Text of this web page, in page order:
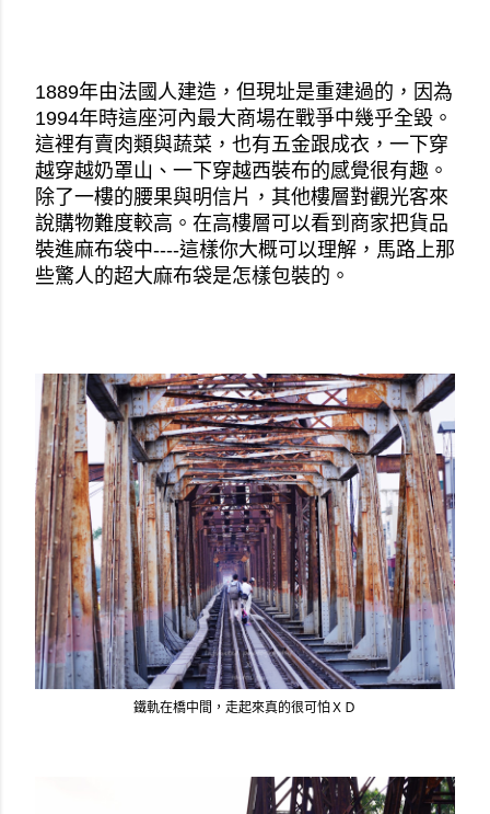
1889年由法國人建造，但現址是重建過的，因為
1994年時這座河內最大商場在戰爭中幾乎全毀。
這裡有賣肉類與蔬菜，也有五金跟成衣，一下穿
越穿越奶罩山、一下穿越西裝布的感覺很有趣。
除了一樓的腰果與明信片，其他樓層對觀光客來
說購物難度較高。在高樓層可以看到商家把貨品
裝進麻布袋中----這樣你大概可以理解，馬路上那
些驚人的超大麻布袋是怎樣包裝的。
鐵軌在橋中間，走起來真的很可怕ＸＤ